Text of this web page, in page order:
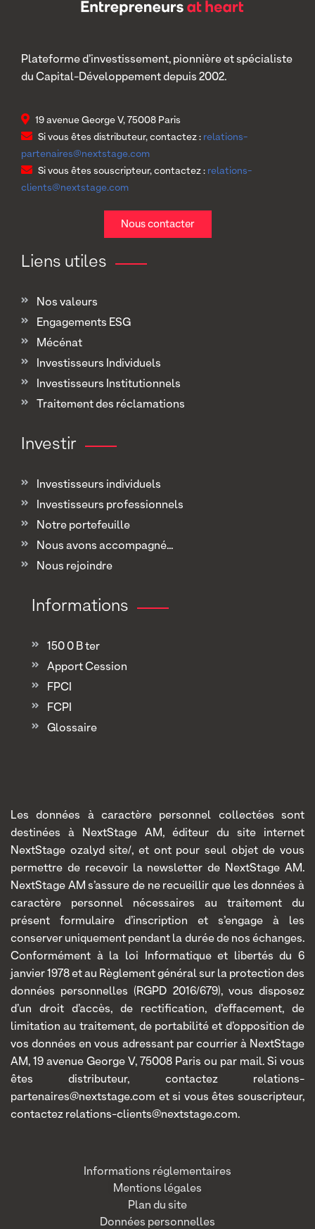
Plateforme d’investissement, pionnière et spécialiste
du Capital-Développement depuis 2002.
19 avenue George V, 75008 Paris
Si vous êtes distributeur, contactez : relations-
partenaires@nextstage.com
Si vous êtes souscripteur, contactez : relations-
clients@nextstage.com
Nous contacter
Liens utiles
Nos valeurs
Engagements ESG
Mécénat
Investisseurs Individuels
Investisseurs Institutionnels
Traitement des réclamations
Investir
Investisseurs individuels
Investisseurs professionnels
Notre portefeuille
Nous avons accompagné...
Nous rejoindre
Informations
150 0 B ter
Apport Cession
FPCI
FCPI
Glossaire
Les données à caractère personnel collectées sont
destinées à NextStage AM, éditeur du site internet
NextStage ozalyd site/, et ont pour seul objet de vous
permettre de recevoir la newsletter de NextStage AM.
NextStage AM s’assure de ne recueillir que les données à
caractère personnel nécessaires au traitement du
présent formulaire d’inscription et s’engage à les
conserver uniquement pendant la durée de nos échanges.
Conformément à la loi Informatique et libertés du 6
janvier 1978 et au Règlement général sur la protection des
données personnelles (RGPD 2016/679), vous disposez
d’un droit d’accès, de rectification, d’effacement, de
limitation au traitement, de portabilité et d’opposition de
vos données en vous adressant par courrier à NextStage
AM, 19 avenue George V, 75008 Paris ou par mail. Si vous
êtes distributeur, contactez relations-
partenaires@nextstage.com et si vous êtes souscripteur,
contactez relations-clients@nextstage.com.
Informations réglementaires
Mentions légales
Plan du site
Données personnelles